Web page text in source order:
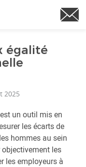
égalité
2025
un outil mis en
les écarts de
hommes au sein
objectivement les
les employeurs à